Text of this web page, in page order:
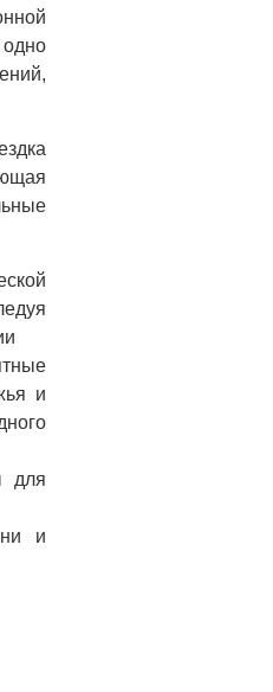
одно
и
для
и